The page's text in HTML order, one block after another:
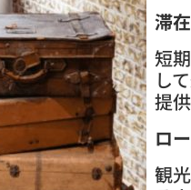
滞在
短
し
提
ロ
観